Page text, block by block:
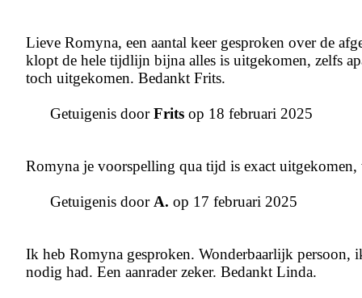
Lieve Romyna, een aantal keer gesproken over de
klopt de hele tijdlijn bijna alles is uitgekomen, zelfs
toch uitgekomen. Bedankt Frits.
Getuigenis doorFrits op 18 februari 2025
Romyna je voorspelling qua tijd is exact
Getuigenis doorA. op 17 februari 2025
Ik heb Romyna gesproken. Wonderbaarlijk persoon,
nodig had. Een aanrader zeker. Bedankt Linda.